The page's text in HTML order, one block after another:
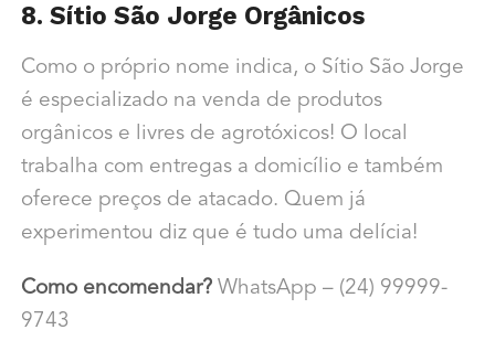
8. Sítio São Jorge Orgânicos
Como o próprio nome indica, o Sítio São Jorge
é especializado na venda de produtos
orgânicos e livres de agrotóxicos! O local
trabalha com entregas a domicílio e também
oferece preços de atacado. Quem já
experimentou diz que é tudo uma delícia!
Como encomendar? WhatsApp – (24) 99999-
9743